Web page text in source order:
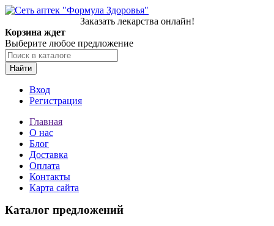
Заказать лекарства онлайн!
Корзина ждет
Выберите любое предложение
Найти
Вход
Регистрация
Главная
О нас
Блог
Доставка
Оплата
Контакты
Карта сайта
Каталог предложений